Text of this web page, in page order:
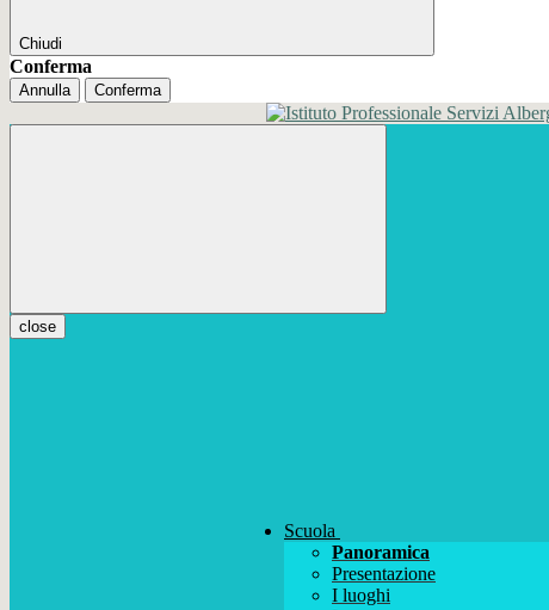
Chiudi
Conferma
Annulla Conferma
close
Scuola
Panoramica
Presentazione
I luoghi